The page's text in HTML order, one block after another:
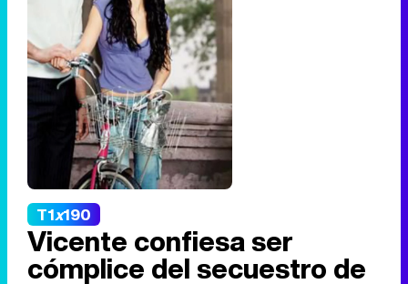
T1x190
Vicente confiesa ser
cómplice del secuestro de